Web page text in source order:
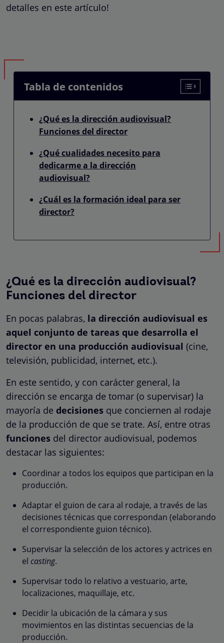
detalles en este artículo!
Tabla de contenidos
¿Qué es la dirección audiovisual?
Funciones del director
¿Qué cualidades necesito para
dedicarme a la dirección
audiovisual?
¿Cuál es la formación ideal para ser
director?
¿Qué es la dirección audiovisual?
Funciones del director
En pocas palabras, la dirección audiovisual es
aquel conjunto de tareas que desarrolla el
director en una producción audiovisual (cine,
televisión, publicidad, internet, etc.).
En este sentido, y con carácter general, la
dirección se encarga de tomar (o supervisar) la
mayoría de decisiones que conciernen al rodaje
de la producción de que se trate. Así, entre otras
funciones del director audiovisual, podemos
destacar las siguientes:
Coordinar a todos los equipos que participan en la
producción.
Adaptar el guion de cara al rodaje, a través de las
decisiones técnicas que correspondan (elaborando
el correspondiente guion técnico).
Supervisar la selección de los actores y actrices en
el casting.
Supervisar todo lo relativo a vestuario, arte,
localizaciones, maquillaje, etc.
Decidir la ubicación de la cámara y sus
movimientos en las distintas secuencias de la
producción.